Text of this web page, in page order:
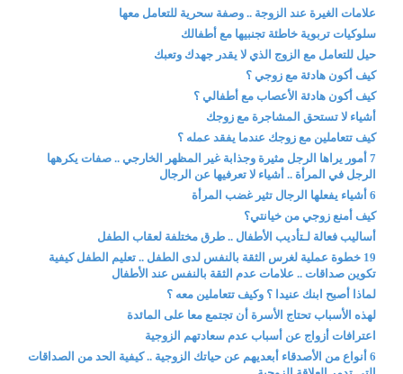
علامات الغيرة عند الزوجة .. وصفة سحرية للتعامل معها
سلوكيات تربوية خاطئة تجنبيها مع أطفالك
حيل للتعامل مع الزوج الذي لا يقدر جهدك وتعبك
كيف أكون هادئة مع زوجي ؟
كيف أكون هادئة الأعصاب مع أطفالي ؟
أشياء لا تستحق المشاجرة مع زوجك
كيف تتعاملين مع زوجك عندما يفقد عمله ؟
7 أمور يراها الرجل مثيرة وجذابة غير المظهر الخارجي .. صفات يكرهها
الرجل في المرأة .. أشياء لا تعرفيها عن الرجال
6 أشياء يفعلها الرجال تثير غضب المرأة
كيف أمنع زوجي من خيانتي؟
أساليب فعالة لـتأديب الأطفال .. طرق مختلفة لعقاب الطفل
19 خطوة عملية لغرس الثقة بالنفس لدى الطفل .. تعليم الطفل كيفية
تكوين صداقات .. علامات عدم الثقة بالنفس عند الأطفال
لماذا أصبح ابنك عنيدا ؟ وكيف تتعاملين معه ؟
لهذه الأسباب تحتاج الأسرة أن تجتمع معا على المائدة
اعترافات أزواج عن أسباب عدم سعادتهم الزوجية
6 أنواع من الأصدقاء أبعديهم عن حياتك الزوجية .. كيفية الحد من الصداقات